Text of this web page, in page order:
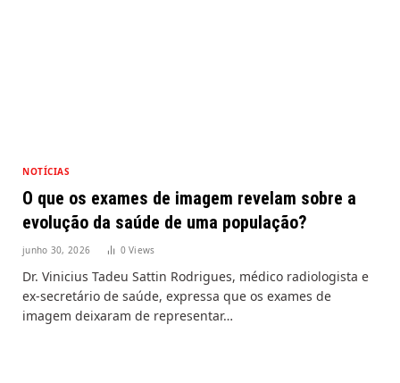
NOTÍCIAS
O que os exames de imagem revelam sobre a
evolução da saúde de uma população?
junho 30, 2026 0Views
Dr. Vinicius Tadeu Sattin Rodrigues, médico radiologista e
ex-secretário de saúde, expressa que os exames de
imagem deixaram de representar…